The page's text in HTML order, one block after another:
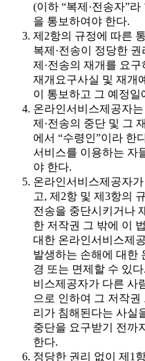
(이하 “복제·전송자”
을 통보하여야 한다.
제2항의 규정에 따른
복제·전송이 정당한
제·전송의 재개를 요
재개요구사실 및 재개
이 통보하고 그 예정일
온라인서비스제공자
제·전송의 중단 및 그
에서 “수령인”이라 한
서비스를 이용하는 자
야 한다.
온라인서비스제공자
고, 제2항 및 제3항의
전송을 중단시키거나
한 저작권 그 밖에 이
대한 온라인서비스제
발생하는 손해에 대한
경 또는 면제할 수 있
비스제공자가 다른 사
으로 인하여 그 저작권
리가 침해된다는 사실
중단을 요구받기 전까
한다.
정당한 권리 없이 제1